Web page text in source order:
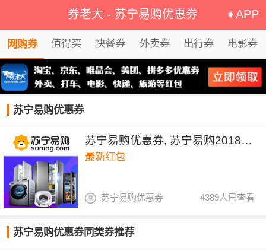
券老大 - 苏宁易购优惠券 ➧APP
网购券 值得买 快餐券 外卖券 出行券 电影券
苏宁易购优惠券
苏宁易购优惠券, 苏宁易购2018年红包
最新红包
4389人已查看
苏宁易购优惠券
苏宁易购优惠券同类券推荐